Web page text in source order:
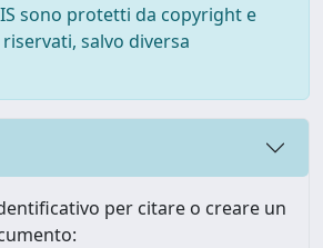
sono protetti da copyright e
salvo diversa
per citare o creare un